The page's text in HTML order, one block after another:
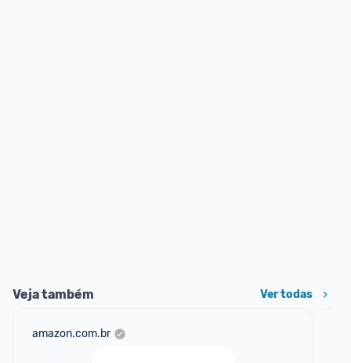
Veja também Ver todas
amazon.com.br